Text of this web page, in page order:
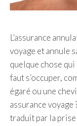
L’assurance
voyage et annule
quelque chose
faut s’occuper,
égaré ou une
assurance
traduit par la